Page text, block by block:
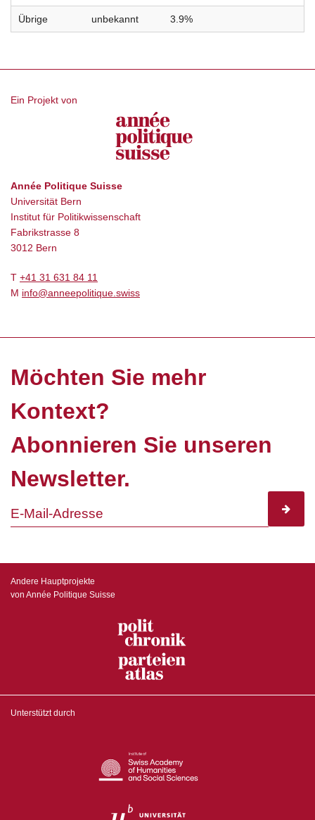
Übrige unbekannt 3.9%
Ein Projekt von
Année Politique Suisse
Universität Bern
Institut für Politikwissenschaft
Fabrikstrasse 8
3012 Bern
T +41 31 631 84 11
M info@anneepolitique.swiss
Möchten Sie mehr
Kontext?
Abonnieren Sie unseren
Newsletter.
Andere Hauptprojekte
von Année Politique Suisse
Unterstützt durch